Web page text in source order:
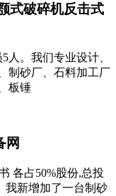
式破碎机反击式
人。我们专业设计、
制砂厂、石料加工厂
板锤
网
各占50%股份,总投
我新增加了一台制砂